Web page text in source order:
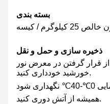
بسته بندی
کیلوگرم / کیسه
ذخیره سازی و حمل و نقل
قرار گرفتن در معرض نور
خورشید خودداری کنید.
همیشه از آتش دوری کنید.